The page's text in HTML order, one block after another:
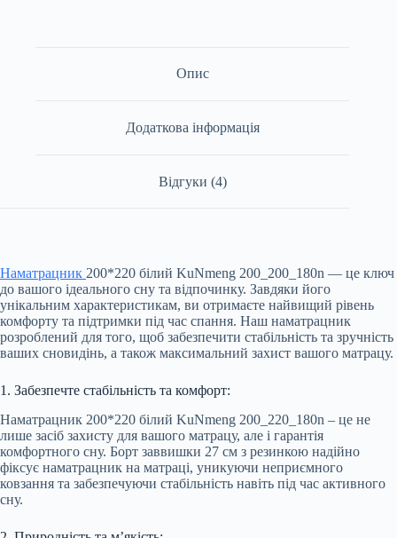
Опис
Додаткова інформація
Відгуки (4)
Наматрацник 200*220 білий KuNmeng 200_200_180n — це ключ
до вашого ідеального сну та відпочинку. Завдяки його
унікальним характеристикам, ви отримаєте найвищий рівень
комфорту та підтримки під час спання. Наш наматрацник
розроблений для того, щоб забезпечити стабільність та зручність
ваших сновидінь, а також максимальний захист вашого матрацу.
1. Забезпечте стабільність та комфорт:
Наматрацник 200*220 білий KuNmeng 200_220_180n – це не
лише засіб захисту для вашого матрацу, але і гарантія
комфортного сну. Борт заввишки 27 см з резинкою надійно
фіксує наматрацник на матраці, уникуючи неприємного
ковзання та забезпечуючи стабільність навіть під час активного
сну.